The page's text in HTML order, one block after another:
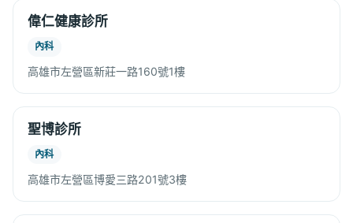
偉仁健康診所
內科
高雄市左營區新莊一路160號1樓
聖博診所
內科
高雄市左營區博愛三路201號3樓